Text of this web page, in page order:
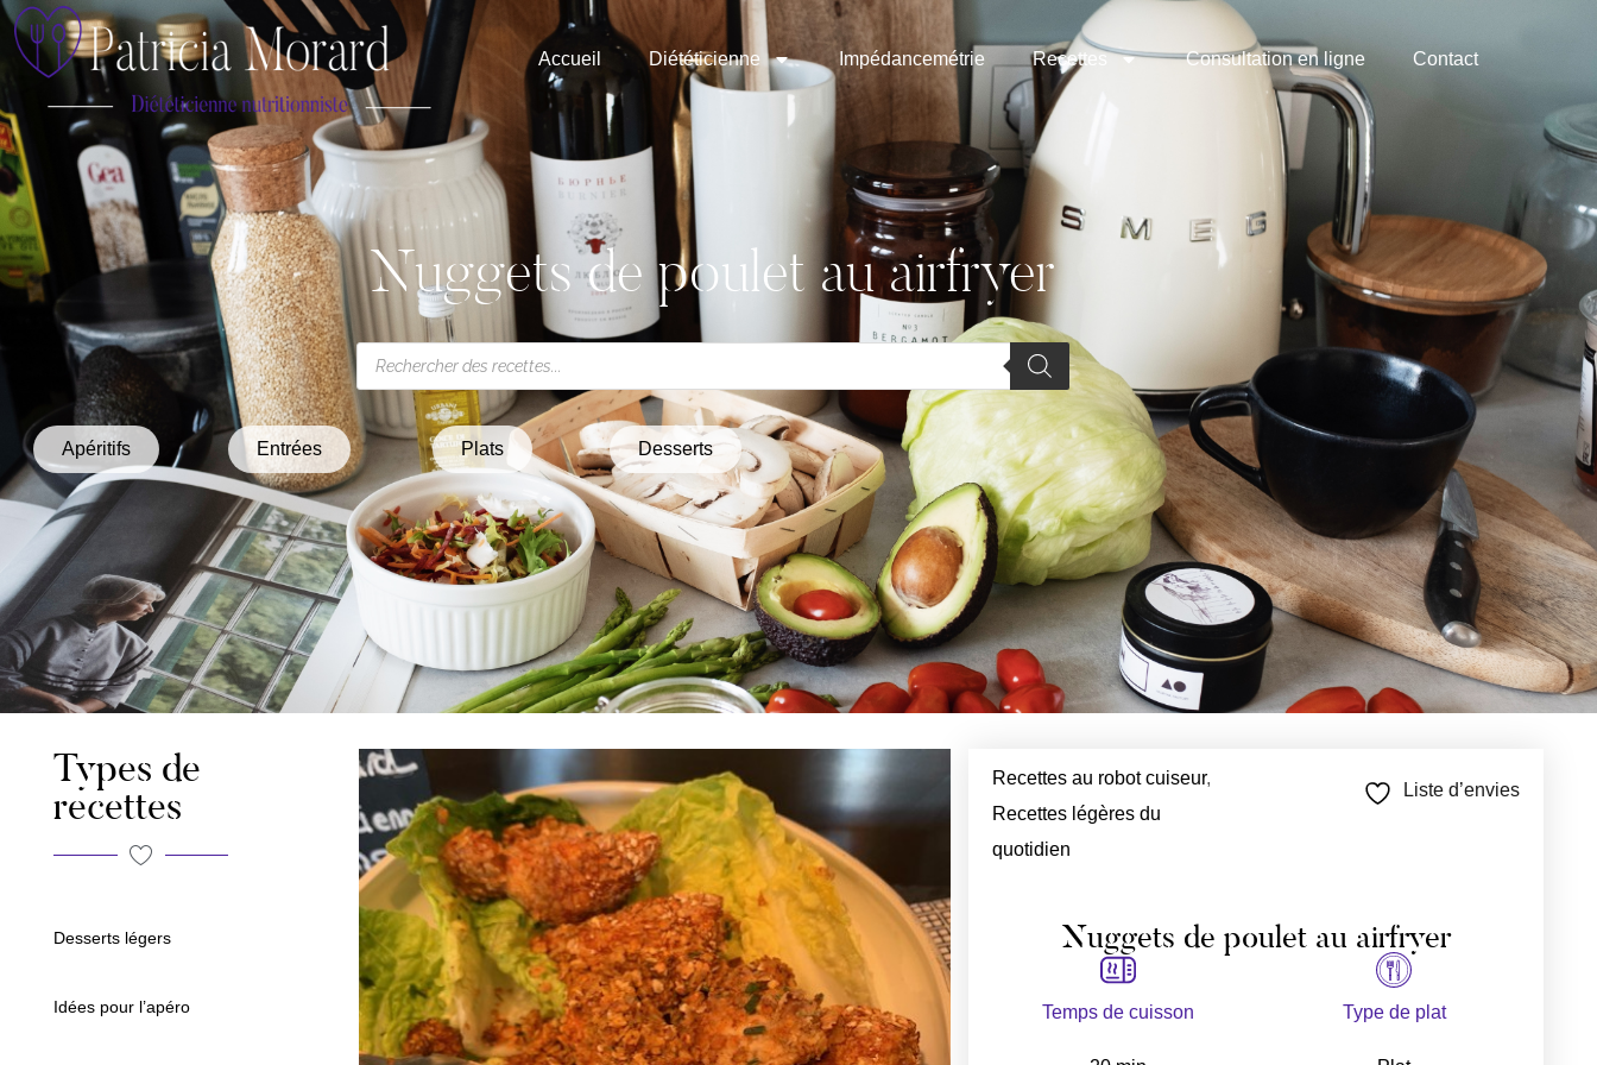
Accueil Diététicienne Impédancemétrie Recettes Consultation en ligne Contact
Nuggets de poulet au airfryer
Apéritifs Entrées Plats Desserts
Types de
recettes
Desserts légers
Idées pour l’apéro
Recettes au robot cuiseur,
Recettes légères du
quotidien
Liste d’envies
Nuggets de poulet au airfryer
Temps de cuisson Type de plat